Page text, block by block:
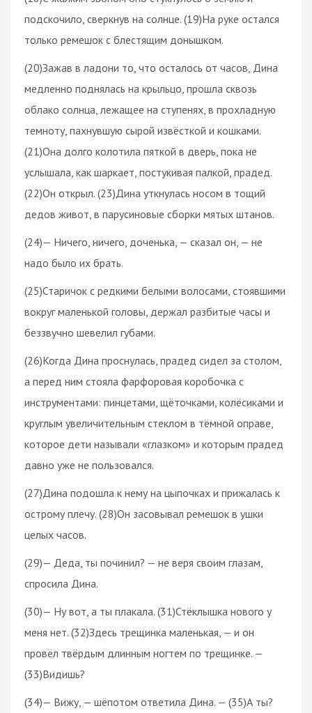
подскочило, сверкнув на солнце. (19)На руке остался
только ремешок с блестящим донышком.
(20)Зажав в ладони то, что осталось от часов, Дина
медленно поднялась на крыльцо, прошла сквозь
облако солнца, лежащее на ступенях, в прохладную
темноту, пахнувшую сырой извёсткой и кошками.
(21)Она долго колотила пяткой в дверь, пока не
услышала, как шаркает, постукивая палкой, прадед.
(22)Он открыл. (23)Дина уткнулась носом в тощий
дедов живот, в парусиновые сборки мятых штанов.
(24)— Ничего, ничего, доченька, — сказал он, — не
надо было их брать.
(25)Старичок с редкими белыми волосами, стоявшими
вокруг маленькой головы, держал разбитые часы и
беззвучно шевелил губами.
(26)Когда Дина проснулась, прадед сидел за столом,
а перед ним стояла фарфоровая коробочка с
инструментами: пинцетами, щёточками, колёсиками и
круглым увеличительным стеклом в тёмной оправе,
которое дети называли «глазком» и которым прадед
давно уже не пользовался.
(27)Дина подошла к нему на цыпочках и прижалась к
острому плечу. (28)Он засовывал ремешок в ушки
целых часов.
(29)— Деда, ты починил? — не веря своим глазам,
спросила Дина.
(30)— Ну вот, а ты плакала. (31)Стёклышка нового у
меня нет. (32)Здесь трещинка маленькая, — и он
провёл твёрдым длинным ногтем по трещинке. —
(33)Видишь?
(34)— Вижу, — шёпотом ответила Дина. — (35)А ты?